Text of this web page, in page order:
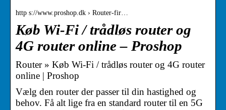
http s://www.proshop.dk › Router-fir…
Køb Wi-Fi / trådløs router og
4G router online – Proshop
Router » Køb Wi-Fi / trådløs router og 4G router
online | Proshop
Vælg den router der passer til din hastighed og
behov. Få alt lige fra en standard router til en 5G